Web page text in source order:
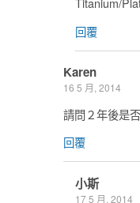
回覆
Karen
16 5 月, 2014
請問２年後是
回覆
小斯
17 5 月, 2014